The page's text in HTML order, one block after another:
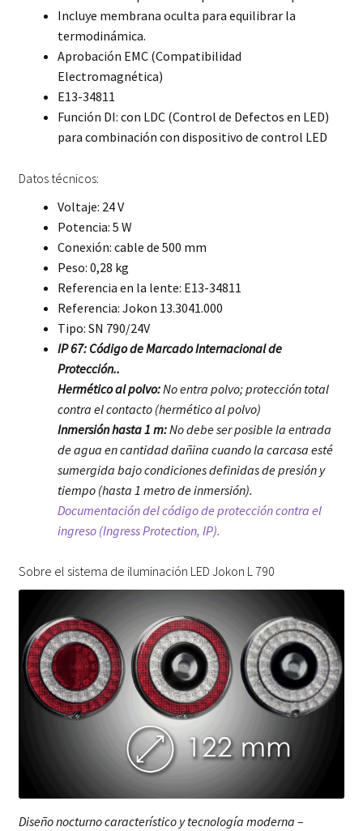
Incluye membrana oculta para equilibrar la
termodinámica.
Aprobación EMC (Compatibilidad
Electromagnética)
E13-34811
Función DI: con LDC (Control de Defectos en LED)
para combinación con dispositivo de control LED
Datos técnicos:
Voltaje: 24 V
Potencia: 5 W
Conexión: cable de 500 mm
Peso: 0,28 kg
Referencia en la lente: E13-34811
Referencia: Jokon 13.3041.000
Tipo: SN 790/24V
IP 67: Código de Marcado Internacional de
Protección..
Hermético al polvo:No entra polvo; protección total
contra el contacto (hermético al polvo)
Inmersión hasta 1 m:No debe ser posible la entrada
de agua en cantidad dañina cuando la carcasa esté
sumergida bajo condiciones definidas de presión y
tiempo (hasta 1 metro de inmersión).
Documentación del código de protección contra el
ingreso (Ingress Protection, IP).
Sobre el sistema de iluminación LED Jokon L 790
Diseño nocturno característico y tecnología moderna –